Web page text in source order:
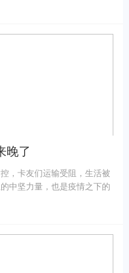
晚了
，卡友们运输受阻，生活被
中坚力量，也是疫情之下的
与关爱。